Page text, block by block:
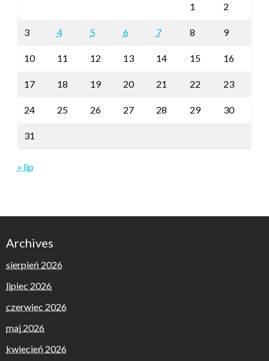
1 2
3 4 5 6 7 8 9
10 11 12 13 14 15 16
17 18 19 20 21 22 23
24 25 26 27 28 29 30
31
« lip
Archives
sierpień 2026
lipiec 2026
czerwiec 2026
maj 2026
kwiecień 2026